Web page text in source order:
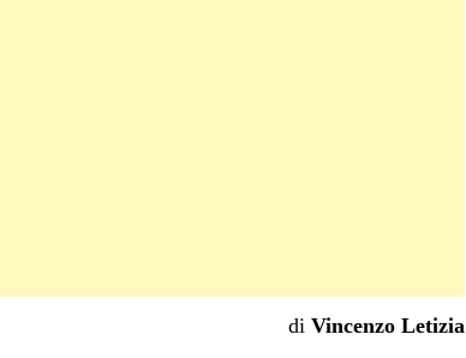
di Vincenzo Letizia